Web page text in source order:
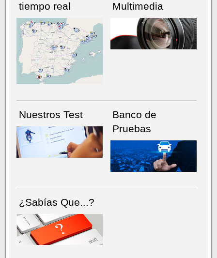
NÚMERO ACTUALHEMEROTECA
tiempo real
Multimedia
Nuestros Test
Banco de
Pruebas
¿Sabías Que...?